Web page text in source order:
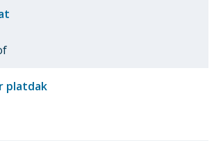
platdak